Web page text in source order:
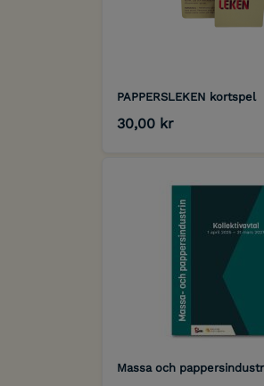
PAPPERSLEKEN kortspel
30,00 kr